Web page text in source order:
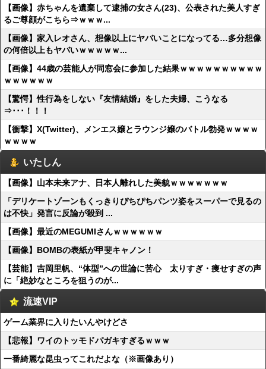
【画像】赤ちゃんを遺棄して逮捕の女さん(23)、公表された美人すぎ
るご尊顔がこちら⇒ｗｗｗ...
【画像】家入レオさん、想像以上にヤバいことになってる…多分想像
の何倍以上もヤバいｗｗｗｗｗ...
【画像】44歳の芸能人が同窓会に参加した結果ｗｗｗｗｗｗｗｗｗｗ
ｗｗｗｗｗｗ
【驚愕】性行為をしない『友情結婚』をした夫婦、こうなる
⇒･･･！！！
【衝撃】X(Twitter)、メンエス嬢とラウンジ嬢のバトル勃発ｗｗｗｗ
ｗｗｗｗ
いたしん
【画像】山本未来アナ、日本人離れした美貌ｗｗｗｗｗｗｗ
「デリケートゾーンもくっきりぴちぴちパンツ姿をスーパーで見るの
は不快」発言に反論が殺到 ...
【画像】最近のMEGUMIさんｗｗｗｗｗｗ
【画像】BOMBの表紙が甲斐キャノン！
【芸能】吉岡里帆、“体型”への世論に苦心 太りすぎ・痩せすぎの声
に「絶妙なところを狙うのが...
流速VIP
ゲーム業界に入りたいんやけどさ
【悲報】ワイのトッモドパガキすぎるｗｗｗ
一番綺麗な昆虫ってこれだよな（※画像あり）